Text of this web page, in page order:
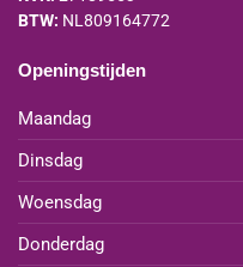
BTW: NL809164772
Openingstijden
Maandag
Dinsdag
Woensdag
Donderdag